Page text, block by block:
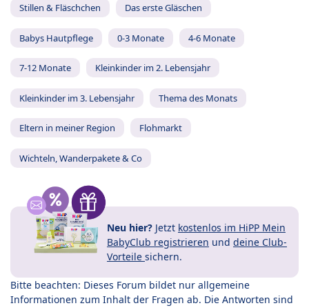
Stillen & Fläschchen Das erste Gläschen
Babys Hautpflege 0-3 Monate 4-6 Monate
7-12 Monate Kleinkinder im 2. Lebensjahr
Kleinkinder im 3. Lebensjahr Thema des Monats
Eltern in meiner Region Flohmarkt
Wichteln, Wanderpakete & Co
Neu hier? Jetzt kostenlos im HiPP Mein
BabyClub registrieren und deine Club-
Vorteile sichern.
Bitte beachten: Dieses Forum bildet nur allgemeine
Informationen zum Inhalt der Fragen ab. Die Antworten sind